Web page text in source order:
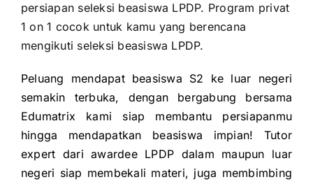
persiapan seleksi beasiswa LPDP. Program privat
1 on 1 cocok untuk kamu yang berencana
mengikuti seleksi beasiswa LPDP.
Peluang mendapat beasiswa S2 ke luar negeri
semakin terbuka, dengan bergabung bersama
Edumatrix kami siap membantu persiapanmu
hingga mendapatkan beasiswa impian! Tutor
expert dari awardee LPDP dalam maupun luar
negeri siap membekali materi, juga membimbing